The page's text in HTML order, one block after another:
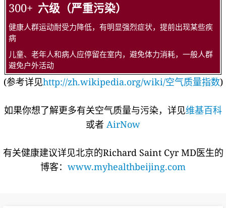
300+ 六级（严重污染）
健康人群运动耐受力降低，有明显强烈症状，提前出现某些疾
病
儿童、老年人和病人应停留在室内，避免体力消耗，一般人群
避免户外活动
(参考详见http://zh.wikipedia.org/wiki/空气质量指数)
如果你想了解更多有关空气质量与污染，详见维基百科
或者 AirNow
有关健康建议详见北京的Richard Saint Cyr MD医生的
博客： www.myhealthbeijing.com